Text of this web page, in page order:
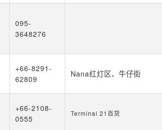
095-
3648276
+66-8291-
62809
Nana红灯区、牛仔街
+66-2108-
0555
Terminal 21百货